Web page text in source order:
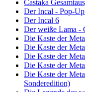
Castaka
Der Incal - Pop-
Der Incal 6
Der weiße Lama -
Die Kaste der
Die Kaste der
Die Kaste der
Die Kaste der
Die Kaste der
Sonderedition)